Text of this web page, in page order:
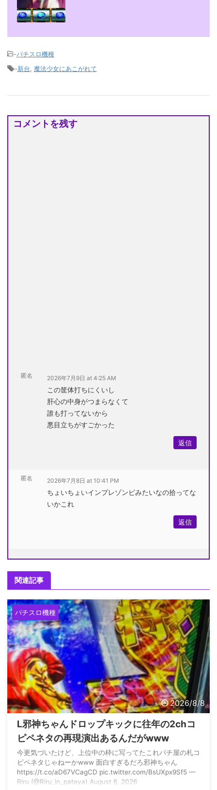
-パチスロ機種
-新台 魔法少女にあこがれて
コメントを残す
匿名 2026年7月9日 at 4:25 AM
この筐体打ちにくいし
肝心の中身がつまらなくて
誰も打ってないから
悪目立ちがすごかった
返信
匿名 2026年7月8日 at 10:41 PM
ちょいちょいインプレゾンビみたいなの拾ってな
いかこれ
返信
関連記事
パチスロ機種
2026/8/8
L邪神ちゃんドロップキックに往年の2chコ
ピペネタの再現演出あるんだがwww
今更気づいたけど、上位中の枠に写ってたこれパチ屋の札コ
ピペネタじゃねーかwww 面白すぎるだろ邪神ちゃん
https://t.co/aD67VCagCD pic.twitter.com/BsUXpx9Sf5 —
Riru (@Riru_in_pateya) August 6, 2026